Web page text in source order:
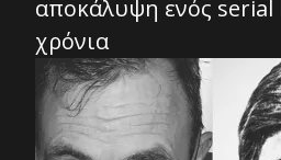
αποκάλυψη ενός
χρόνια